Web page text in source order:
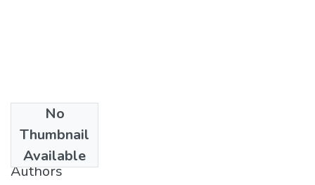
No
Thumbnail
Available
2000
Authors